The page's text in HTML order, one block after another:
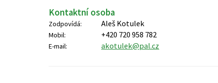
Kontaktní osoba
Zodpovídá: Aleš Kotulek
Mobil: +420 720 958 782
E-mail: akotulek@pal.cz